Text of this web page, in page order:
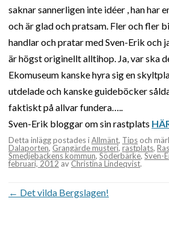
saknar sannerligen inte idéer , han har
och är glad och pratsam. Fler och fler
handlar och pratar med Sven-Erik och
är högst originellt alltihop. Ja, var ska
Ekomuseum kanske hyra sig en
utdelade och kanske guideböcker
faktiskt på allvar fundera…..
Sven-Erik bloggar om sin rastplats
Detta inlägg postades iAllmänt, Tips och
Dalaporten, Grangärde musteri, rastplats,
Smedjebackens kommun, Söderbärke, Sven-
februari, 2012 av Christina Lindeqvist.
Inläggsnavigering
← Det vilda Bergslagen!